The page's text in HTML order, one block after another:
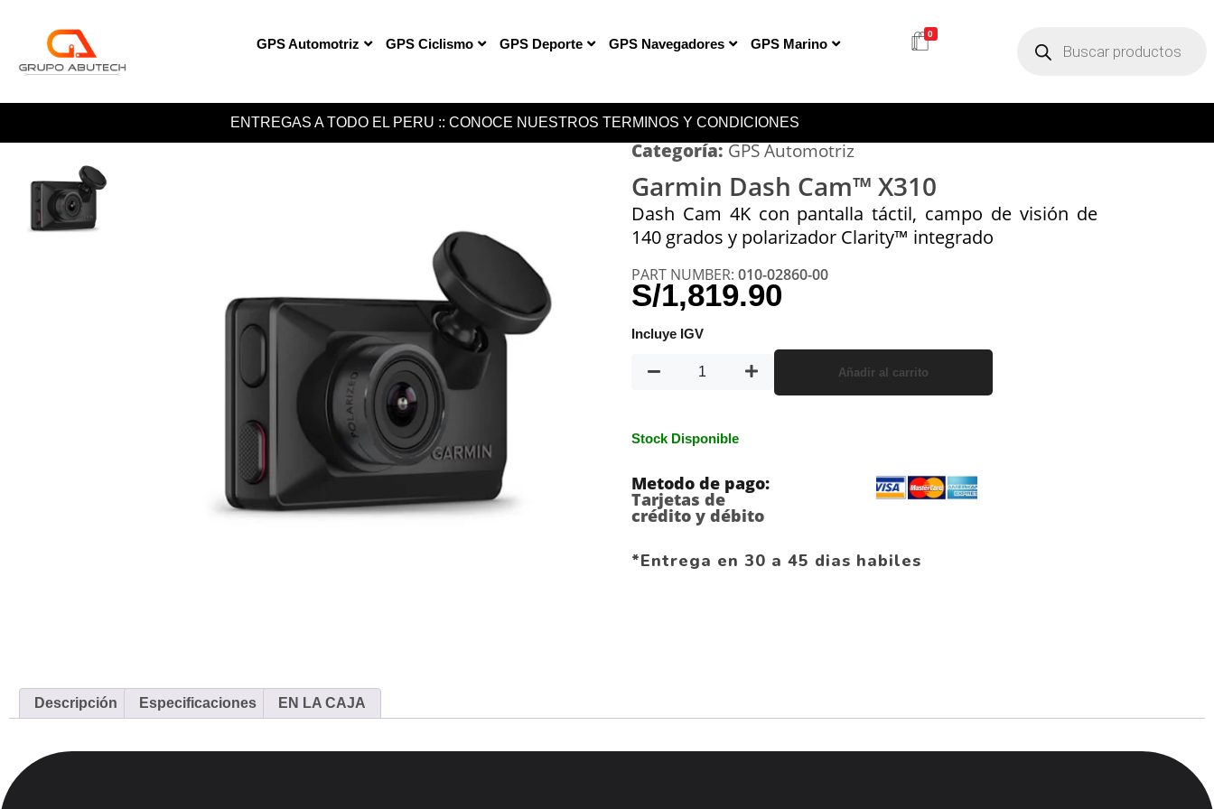
GPS Automotriz GPS Ciclismo GPS Deporte GPS Navegadores GPS Marino
0
ENTREGAS A TODO EL PERU :: CONOCE NUESTROS TERMINOS Y CONDICIONES
Categoría:GPS Automotriz
Garmin Dash Cam™ X310
Dash Cam 4K con pantalla táctil, campo de visión de
140 grados y polarizador Clarity™ integrado
PART NUMBER: 010-02860-00
S/1,819.90
Incluye IGV
Añadir al carrito
Stock Disponible
Metodo de pago:
Tarjetas de
crédito y débito
*Entrega en 30 a 45 dias habiles
Descripción Especificaciones EN LA CAJA